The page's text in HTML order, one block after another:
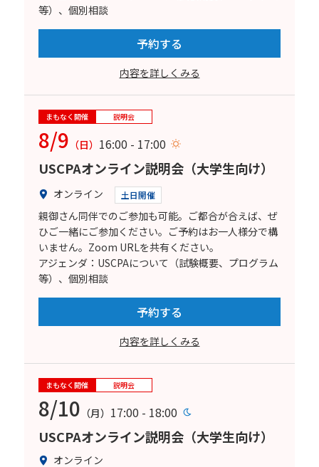
等）、個別相談
予約する
内容を詳しくみる
まもなく開催 説明会
8/9 （日） 16:00 - 17:00
USCPAオンライン説明会（大学生向け）
オンライン 土日開催
親御さん同伴でのご参加も可能。ご都合が合えば、ぜ
ひご一緒にご参加ください。ご予約はお一人様分で構
いません。Zoom URLを共有ください。
アジェンダ：USCPAについて（試験概要、プログラム
等）、個別相談
予約する
内容を詳しくみる
まもなく開催 説明会
8/10 （月） 17:00 - 18:00
USCPAオンライン説明会（大学生向け）
オンライン